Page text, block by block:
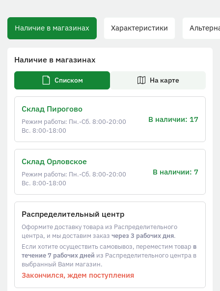
Наличие в магазинах Характеристики
Наличие в магазинах
Списком На карте
Склад Пирогово
Режим работы: Пн.-Сб. 8:00-20:00
Вс. 8:00-18:00
В наличии: 17
Склад Орловское
Режим работы: Пн.-Сб. 8:00-20:00
Вс. 8:00-18:00
В наличии: 7
Распределительный центр
Оформите доставку товара из Распределительного
центра, и мы доставим заказ через 3 рабочих дня.
Если хотите осуществить самовывоз, переместим товар в
течение 7 рабочих дней из Распределительного центра в
выбранный Вами магазин.
Закончился, ждем поступления